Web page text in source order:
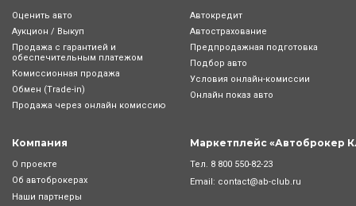
Оценить авто
Аукцион / Выкуп
Продажа с гарантией и
обеспечительным платежом
Комиссионная продажа
Обмен (Trade-in)
Продажа через онлайн комиссию
Автокредит
Автострахование
Предпродажная подготовка
Подбор авто
Условия онлайн-комиcсии
Онлайн показ авто
Компания
О проекте
Об автоброкерах
Наши партнеры
Маркетплейс «Автоброкер
Тел. 8 800 550-82-23
Email: contact@ab-club.ru